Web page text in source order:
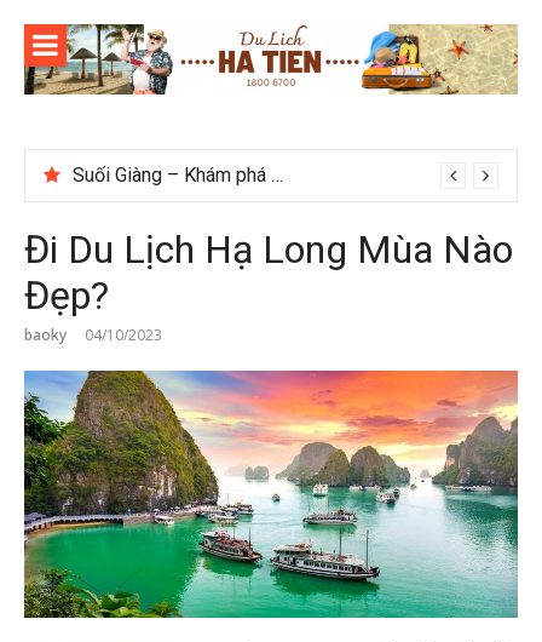
content
Suối Giàng – Khám phá “miền chè” nổi tiếng Tây Bắc
Checklist quán cà phê đẹp dịp 2/9 ở Đà Lạt nên ghé
Đi Du Lịch Hạ Long Mùa Nào
Đẹp?
baoky 04/10/2023